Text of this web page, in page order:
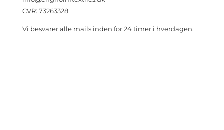
CVR: 73263328
Vi besvarer alle mails inden for 24 timer i hverdagen.